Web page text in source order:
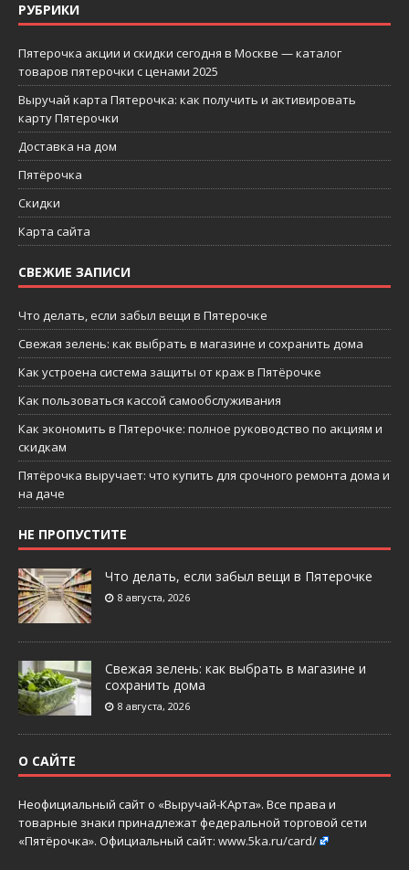
РУБРИКИ
Пятерочка акции и скидки сегодня в Москве — каталог
товаров пятерочки с ценами 2025
Выручай карта Пятерочка: как получить и активировать
карту Пятерочки
Доставка на дом
Пятёрочка
Скидки
Карта сайта
СВЕЖИЕ ЗАПИСИ
Что делать, если забыл вещи в Пятерочке
Свежая зелень: как выбрать в магазине и сохранить дома
Как устроена система защиты от краж в Пятёрочке
Как пользоваться кассой самообслуживания
Как экономить в Пятерочке: полное руководство по акциям и
скидкам
Пятёрочка выручает: что купить для срочного ремонта дома и
на даче
НЕ ПРОПУСТИТЕ
Что делать, если забыл вещи в Пятерочке
8 августа, 2026
Свежая зелень: как выбрать в магазине и
сохранить дома
8 августа, 2026
О САЙТЕ
Неофициальный сайт о «Выручай-КАрта». Все права и
товарные знаки принадлежат федеральной торговой сети
«Пятёрочка». Официальный сайт: www.5ka.ru/card/